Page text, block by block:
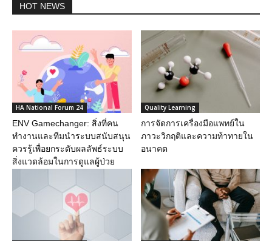
HOT NEWS
HA National Forum 24
ENV Gamechanger: สิ่งที่คน
ทำงานและทีมนำระบบสนับสนุน
ควรรู้เพื่อยกระดับผลลัพธ์ระบบ
สิ่งแวดล้อมในการดูแลผู้ป่วย
Quality Learning
การจัดการเครื่องมือแพทย์ใน
ภาวะวิกฤติและความท้าทายใน
อนาคต